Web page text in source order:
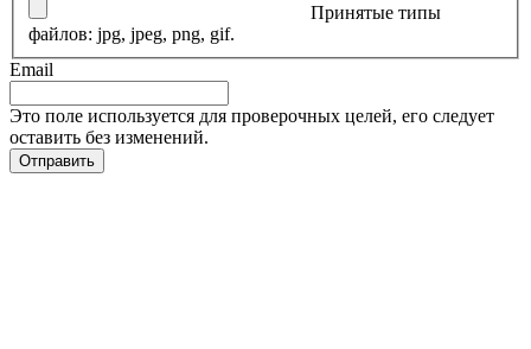
Принятые типы
файлов: jpg, jpeg, png, gif.
Email
Это поле используется для проверочных целей, его следует
оставить без изменений.